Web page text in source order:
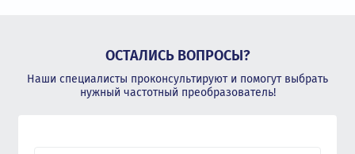
ОСТАЛИСЬ ВОПРОСЫ?
Наши специалисты проконсультируют и помогут выбрать
нужный частотный преобразователь!